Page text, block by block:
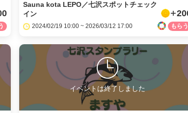
Sauna kota LEPO／七沢スポットチェック
イン
2024/02/19 10:00 ~ 2026/03/12 17:00
イベントは終了しました